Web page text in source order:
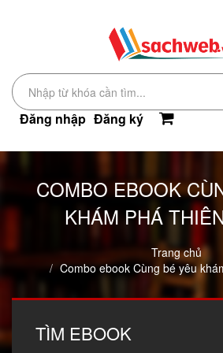
Đăng nhập Đăng ký
COMBO EBOOK
KHÁM PHÁ
Trang chủ
Combo ebook Cùng bé yêu
TÌM EBOOK